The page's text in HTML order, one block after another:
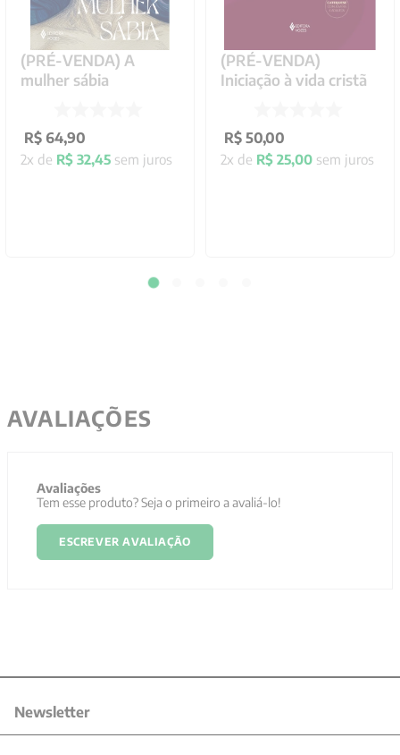
(PRÉ-VENDA) A
mulher sábia
R$ 64,90
2x de R$ 32,45 sem juros
(PRÉ-VENDA)
Iniciação à vida cristã
R$ 50,00
2x de R$ 25,00 sem juros
AVALIAÇÕES
Avaliações
Tem esse produto? Seja o primeiro a avaliá-lo!
ESCREVER AVALIAÇÃO
Newsletter